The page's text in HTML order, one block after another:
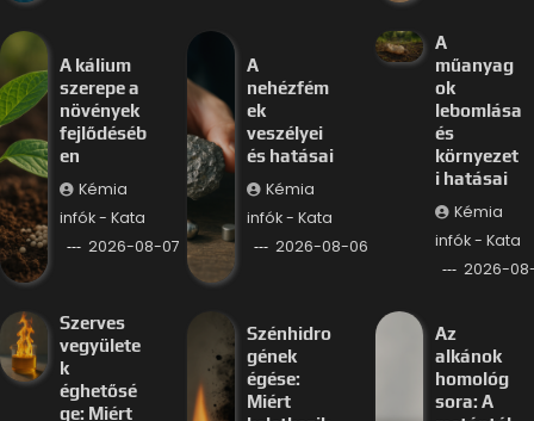
A kálium
szerepe a
növények
fejlődéséb
en
Kémia
infók - Kata
2026-08-07
A
nehézfém
ek
veszélyei
és hatásai
Kémia
infók - Kata
2026-08-06
A
műanyag
ok
lebomlása
és
környezet
i hatásai
Kémia
infók - Kata
2026-
Szerves
vegyülete
k
éghetősé
ge: Miért
Szénhidro
gének
égése:
Miért
Az
alkánok
homológ
sora: A